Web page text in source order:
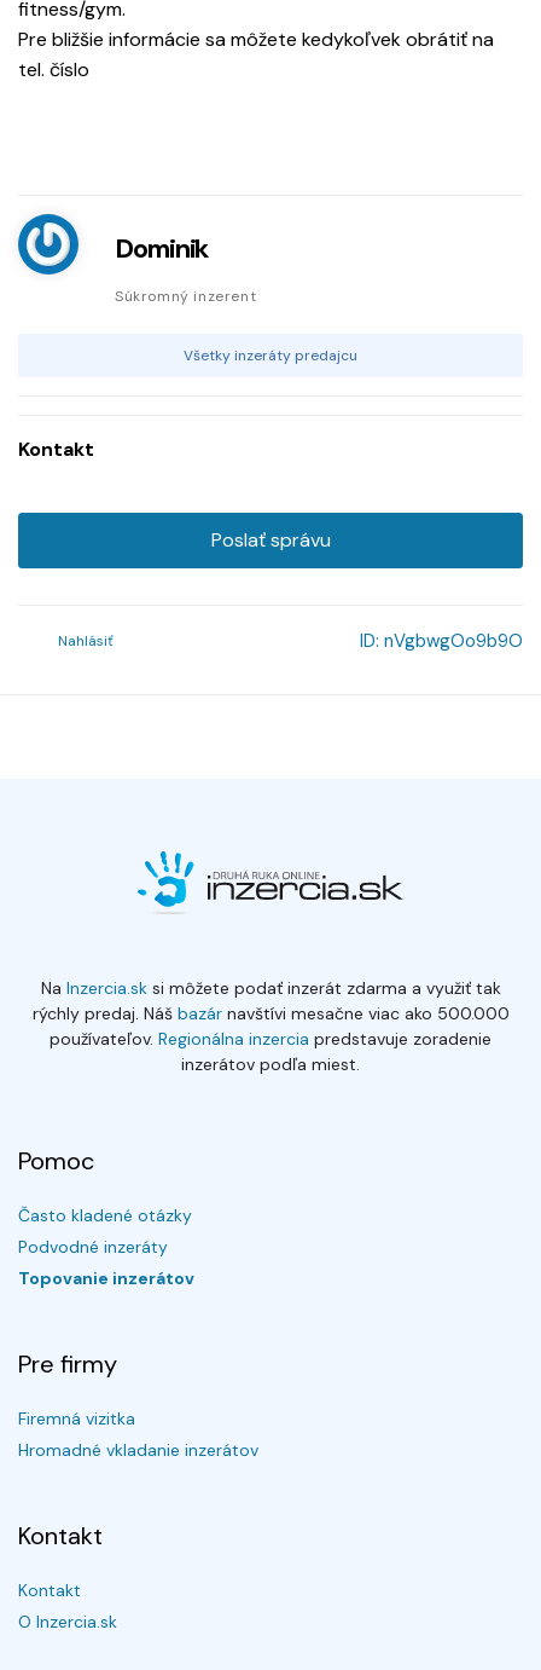
fitness/gym.
Pre bližšie informácie sa môžete kedykoľvek obrátiť na
tel. číslo
Dominik
Súkromný inzerent
Všetky inzeráty predajcu
Kontakt
Poslať správu
Nahlásiť ID: nVgbwgOo9b9O
Na Inzercia.sksi môžete podať inzerát zdarma a využiť tak
rýchly predaj. Náš bazárnavštívi mesačne viac ako 500.000
používateľov. Regionálna inzercia predstavuje zoradenie
inzerátov podľa miest.
Pomoc
Často kladené otázky
Podvodné inzeráty
Topovanie inzerátov
Pre firmy
Firemná vizitka
Hromadné vkladanie inzerátov
Kontakt
Kontakt
O Inzercia.sk